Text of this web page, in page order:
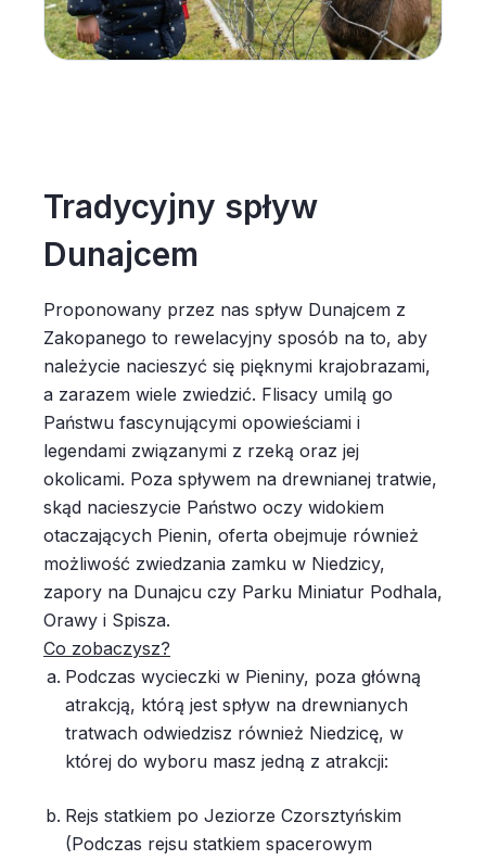
Tradycyjny spływ
Dunajcem
Proponowany przez nas spływ Dunajcem z
Zakopanego to rewelacyjny sposób na to, aby
należycie nacieszyć się pięknymi krajobrazami,
a zarazem wiele zwiedzić. Flisacy umilą go
Państwu fascynującymi opowieściami i
legendami związanymi z rzeką oraz jej
okolicami. Poza spływem na drewnianej tratwie,
skąd nacieszycie Państwo oczy widokiem
otaczających Pienin, oferta obejmuje również
możliwość zwiedzania zamku w Niedzicy,
zapory na Dunajcu czy Parku Miniatur Podhala,
Orawy i Spisza.
Co zobaczysz?
Podczas wycieczki w Pieniny, poza główną
atrakcją, którą jest spływ na drewnianych
tratwach odwiedzisz również Niedzicę, w
której do wyboru masz jedną z atrakcji:
Rejs statkiem po Jeziorze Czorsztyńskim
(Podczas rejsu statkiem spacerowym